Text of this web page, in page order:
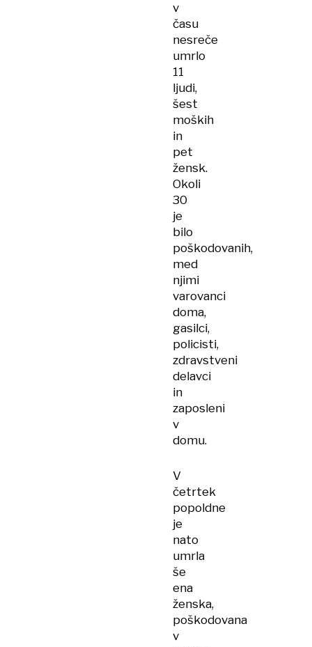
v
času
nesreče
umrlo
11
ljudi,
šest
moških
in
pet
žensk.
Okoli
30
je
bilo
poškodovanih,
med
njimi
varovanci
doma,
gasilci,
policisti,
zdravstveni
delavci
in
zaposleni
v
domu.
V
četrtek
popoldne
je
nato
umrla
še
ena
ženska,
poškodovana
v